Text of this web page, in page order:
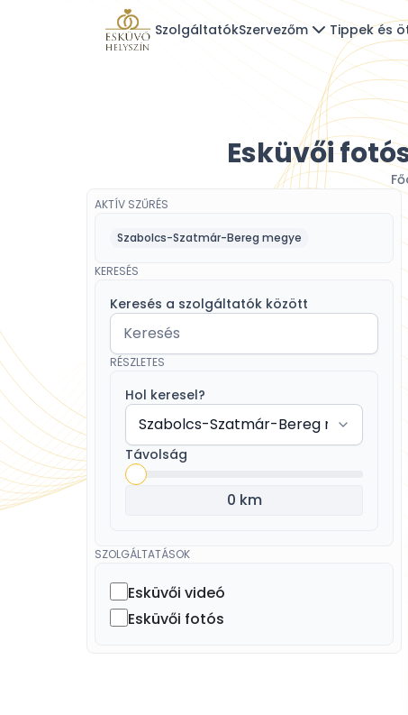
SzolgáltatókSzervezőm Tippek és
Esküvői
AKTÍV SZŰRÉS
Szabolcs-Szatmár-Bereg megye
KERESÉS
Keresés a szolgáltatók között
RÉSZLETES
Hol keresel?
Távolság
0 km
SZOLGÁLTATÁSOK
Esküvői videó
Esküvői fotós